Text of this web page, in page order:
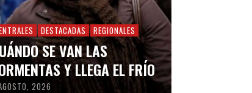
DESTACADAS REGIONALES
SE VAN LAS
Y LLEGA EL FRÍO
2026